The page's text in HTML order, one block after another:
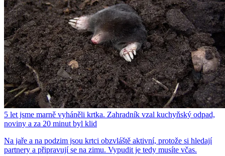
5 let jsme marně vyháněli krtka. Zahradník vzal kuchyňský odpad,
noviny a za 20 minut byl klid
Na jaře a na podzim jsou krtci obzvláště aktivní, protože si hledají
partnery a připravují se na zimu. Vypudit je tedy musíte včas.